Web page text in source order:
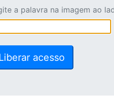
a palavra na imagem ao